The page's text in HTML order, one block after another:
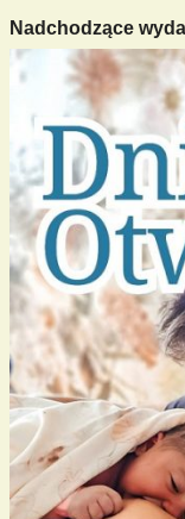
Nadchodzące